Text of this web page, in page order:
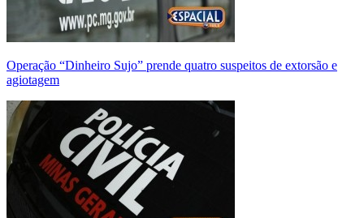
Operação “Dinheiro Sujo” prende quatro suspeitos de extorsão e
agiotagem